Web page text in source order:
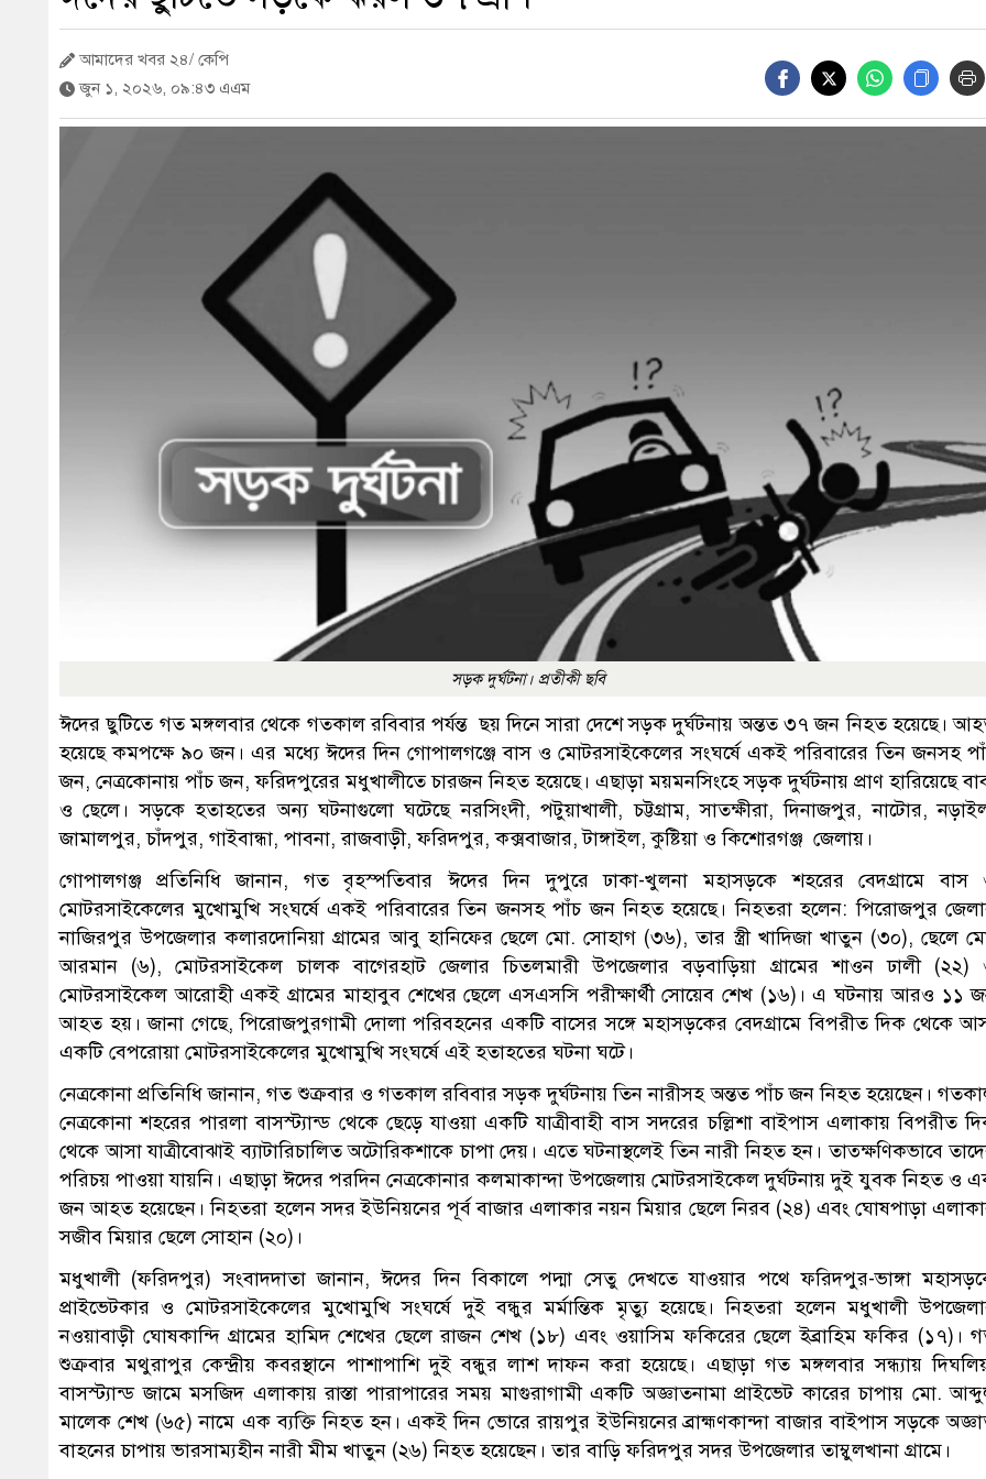
আমাদের খবর ২৪/ কেপি
জুন ১, ২০২৬, ০৯:৪৩ এএম
সড়ক দুর্ঘটনা। প্রতীকী ছবি
ঈদের ছুটিতে গত মঙ্গলবার থেকে গতকাল রবিবার পর্যন্ত ছয় দিনে সারা দেশে সড়ক দুর্ঘটনায় অন্তত ৩৭ জন নিহত হয়েছে।
হয়েছে কমপক্ষে ৯০ জন। এর মধ্যে ঈদের দিন গোপালগঞ্জে বাস ও মোটরসাইকেলের সংঘর্ষে একই পরিবারের তিন জনসহ
জন, নেত্রকোনায় পাঁচ জন, ফরিদপুরের মধুখালীতে চারজন নিহত হয়েছে। এছাড়া ময়মনসিংহে সড়ক দুর্ঘটনায় প্রাণ হারিয়েছে
ও ছেলে। সড়কে হতাহতের অন্য ঘটনাগুলো ঘটেছে নরসিংদী, পটুয়াখালী, চট্টগ্রাম, সাতক্ষীরা, দিনাজপুর, নাটোর,
জামালপুর, চাঁদপুর, গাইবান্ধা, পাবনা, রাজবাড়ী, ফরিদপুর, কক্সবাজার, টাঙ্গাইল, কুষ্টিয়া ও কিশোরগঞ্জ জেলায়।
গোপালগঞ্জ প্রতিনিধি জানান, গত বৃহস্পতিবার ঈদের দিন দুপুরে ঢাকা-খুলনা মহাসড়কে শহরের বেদগ্রামে বাস
মোটরসাইকেলের মুখোমুখি সংঘর্ষে একই পরিবারের তিন জনসহ পাঁচ জন নিহত হয়েছে। নিহতরা হলেন: পিরোজপুর
নাজিরপুর উপজেলার কলারদোনিয়া গ্রামের আবু হানিফের ছেলে মো. সোহাগ (৩৬), তার স্ত্রী খাদিজা খাতুন (৩০), ছেলে
আরমান (৬), মোটরসাইকেল চালক বাগেরহাট জেলার চিতলমারী উপজেলার বড়বাড়িয়া গ্রামের শাওন ঢালী (২২)
মোটরসাইকেল আরোহী একই গ্রামের মাহাবুব শেখের ছেলে এসএসসি পরীক্ষার্থী সোয়েব শেখ (১৬)। এ ঘটনায় আরও ১১
আহত হয়। জানা গেছে, পিরোজপুরগামী দোলা পরিবহনের একটি বাসের সঙ্গে মহাসড়কের বেদগ্রামে বিপরীত দিক থেকে
একটি বেপরোয়া মোটরসাইকেলের মুখোমুখি সংঘর্ষে এই হতাহতের ঘটনা ঘটে।
নেত্রকোনা প্রতিনিধি জানান, গত শুক্রবার ও গতকাল রবিবার সড়ক দুর্ঘটনায় তিন নারীসহ অন্তত পাঁচ জন নিহত হয়েছেন।
নেত্রকোনা শহরের পারলা বাসস্ট্যান্ড থেকে ছেড়ে যাওয়া একটি যাত্রীবাহী বাস সদরের চল্লিশা বাইপাস এলাকায় বিপরীত
থেকে আসা যাত্রীবোঝাই ব্যাটারিচালিত অটোরিকশাকে চাপা দেয়। এতে ঘটনাস্থলেই তিন নারী নিহত হন। তাত্ক্ষণিকভাবে
পরিচয় পাওয়া যায়নি। এছাড়া ঈদের পরদিন নেত্রকোনার কলমাকান্দা উপজেলায় মোটরসাইকেল দুর্ঘটনায় দুই যুবক নিহত ও
জন আহত হয়েছেন। নিহতরা হলেন সদর ইউনিয়নের পূর্ব বাজার এলাকার নয়ন মিয়ার ছেলে নিরব (২৪) এবং ঘোষপাড়া
সজীব মিয়ার ছেলে সোহান (২০)।
মধুখালী (ফরিদপুর) সংবাদদাতা জানান, ঈদের দিন বিকালে পদ্মা সেতু দেখতে যাওয়ার পথে ফরিদপুর-ভাঙ্গা
প্রাইভেটকার ও মোটরসাইকেলের মুখোমুখি সংঘর্ষে দুই বন্ধুর মর্মান্তিক মৃত্যু হয়েছে। নিহতরা হলেন মধুখালী
নওয়াবাড়ী ঘোষকান্দি গ্রামের হামিদ শেখের ছেলে রাজন শেখ (১৮) এবং ওয়াসিম ফকিরের ছেলে ইব্রাহিম ফকির (১৭)।
শুক্রবার মথুরাপুর কেন্দ্রীয় কবরস্থানে পাশাপাশি দুই বন্ধুর লাশ দাফন করা হয়েছে। এছাড়া গত মঙ্গলবার সন্ধ্যায়
বাসস্ট্যান্ড জামে মসজিদ এলাকায় রাস্তা পারাপারের সময় মাগুরাগামী একটি অজ্ঞাতনামা প্রাইভেট কারের চাপায় মো.
মালেক শেখ (৬৫) নামে এক ব্যক্তি নিহত হন। একই দিন ভোরে রায়পুর ইউনিয়নের ব্রাহ্মণকান্দা বাজার বাইপাস সড়কে
বাহনের চাপায় ভারসাম্যহীন নারী মীম খাতুন (২৬) নিহত হয়েছেন। তার বাড়ি ফরিদপুর সদর উপজেলার তাম্বুলখানা গ্রামে।